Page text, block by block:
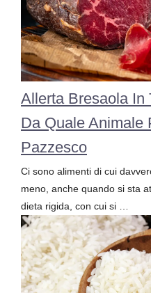
Allerta Bresaola In
Da Quale Animale
Pazzesco
Ci sono alimenti di cui
meno, anche quando si sta
dieta rigida, con cui si …